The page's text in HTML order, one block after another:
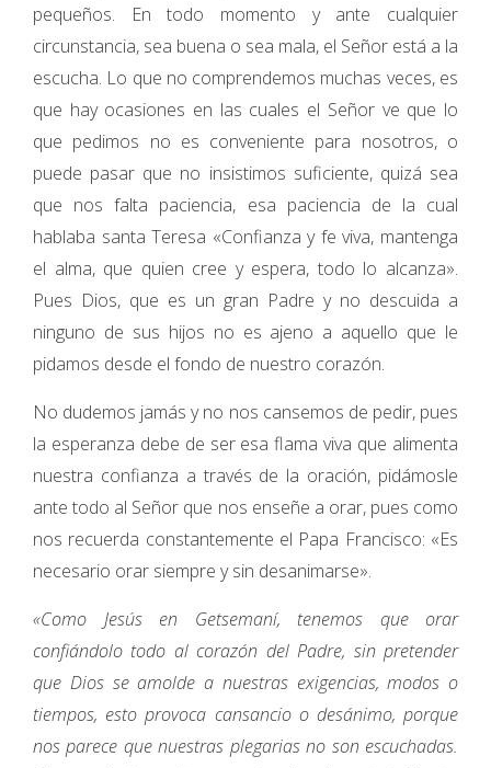
pequeños. En todo momento y ante cualquier
circunstancia, sea buena o sea mala, el Señor está a la
escucha. Lo que no comprendemos muchas veces, es
que hay ocasiones en las cuales el Señor ve que lo
que pedimos no es conveniente para nosotros, o
puede pasar que no insistimos suficiente, quizá sea
que nos falta paciencia, esa paciencia de la cual
hablaba santa Teresa «Confianza y fe viva, mantenga
el alma, que quien cree y espera, todo lo alcanza».
Pues Dios, que es un gran Padre y no descuida a
ninguno de sus hijos no es ajeno a aquello que le
pidamos desde el fondo de nuestro corazón.
No dudemos jamás y no nos cansemos de pedir, pues
la esperanza debe de ser esa flama viva que alimenta
nuestra confianza a través de la oración, pidámosle
ante todo al Señor que nos enseñe a orar, pues como
nos recuerda constantemente el Papa Francisco: «Es
necesario orar siempre y sin desanimarse».
«Como Jesús en Getsemaní, tenemos que orar
confiándolo todo al corazón del Padre, sin pretender
que Dios se amolde a nuestras exigencias, modos o
tiempos, esto provoca cansancio o desánimo, porque
nos parece que nuestras plegarias no son escuchadas.